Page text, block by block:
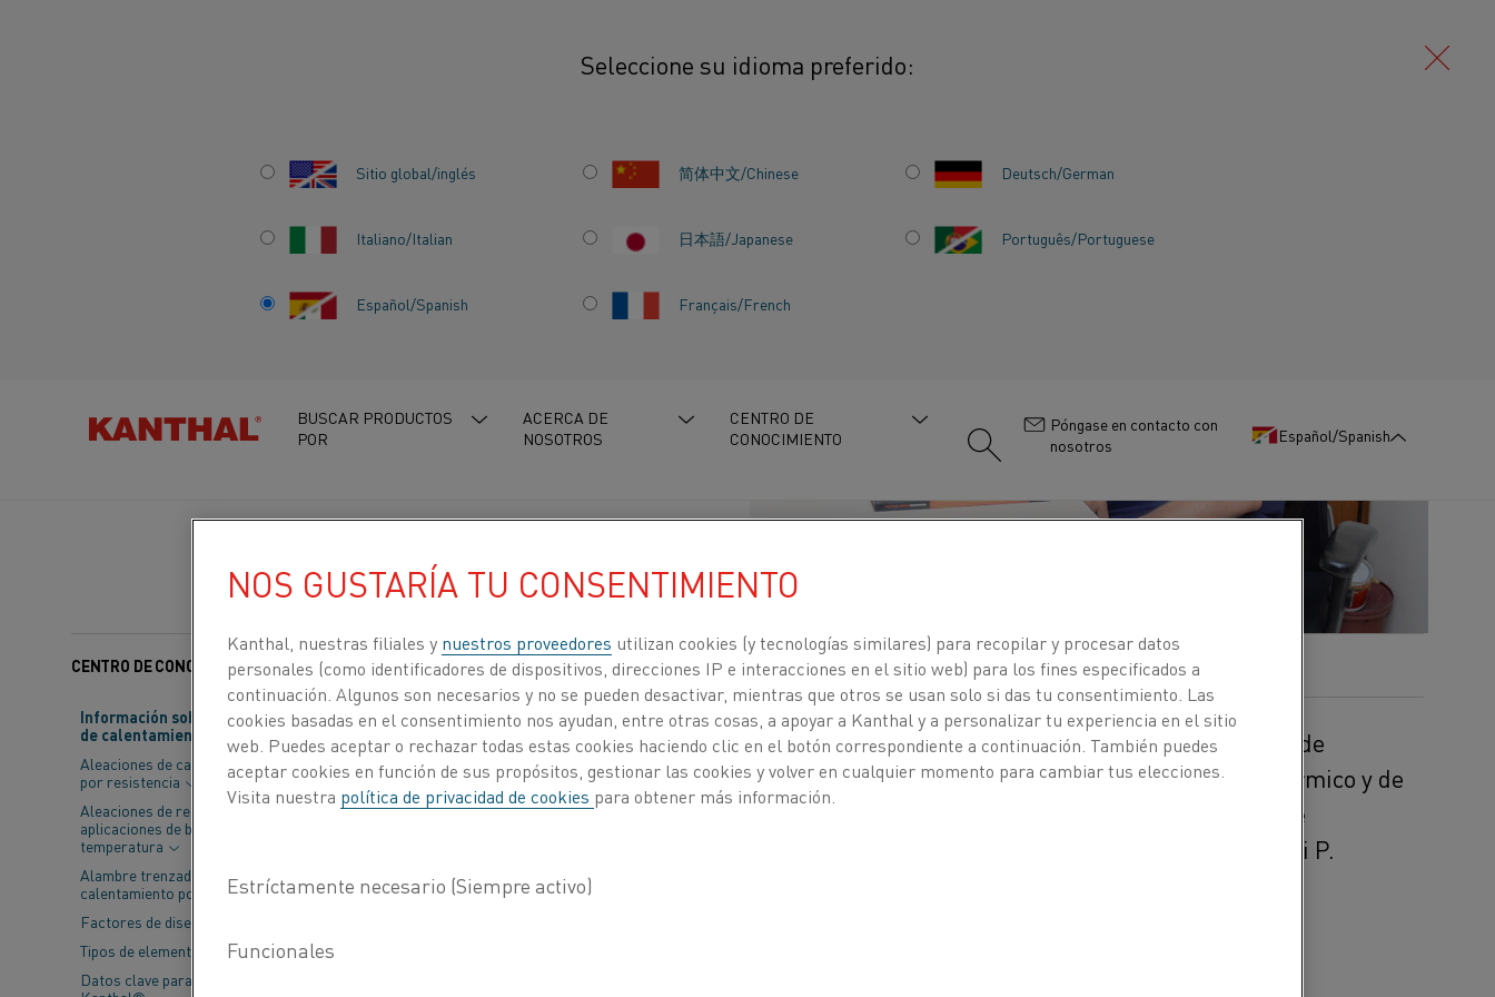
Seleccione su idioma preferido:
Sitio global/inglés 简体中文/Chinese Deutsch/German
Italiano/Italian 日本語/Japanese Português/Portuguese
Español/Spanish Français/French
BUSCAR PRODUCTOS
POR
ACERCA DE
NOSOTROS
CENTRO DE
CONOCIMIENTO
:
Póngase en contacto con
nosotros
Español/Spanish
Historias que inspiran Ingenieros de Kanthal y Malhotra: una asociación de cuatro décadas.
INGENIEROS DE KANTHAL
ASOCIACIÓN DE CUATRO
CENTRO DE CONOCIMIENTO
Información sobre material
de calentamiento
Aleaciones de calentamiento
por resistencia
Aleaciones de resistencia para
aplicaciones de baja
temperatura
Alambre trenzado de
calentamiento por resistencia
Factores de diseño
Tipos de elementos
Datos clave para elementos
Categorías: Materiales resistivos Publicado 6 may 2022
Malhotra Engineers, con sede en Pune (India), fabrica hornos de sinterización para plantas de
pulvimetalurgia, así como hornos de procesos secundarios, como hornos de tratamiento térmico y de
vapor. Desde la década de los noventa, la empresa ha utilizado exclusivamente alambres de
calentamiento suministrados por Kanthal, pero la relación entre Kanthal y su fundador, Ravi P.
Malhotra, viene de antes.
NOS GUSTARÍA TU CONSENTIMIENTO
Kanthal, nuestras filiales y nuestros proveedores utilizan cookies (y tecnologías similares) para recopilar y procesar datos
personales (como identificadores de dispositivos, direcciones IP e interacciones en el sitio web) para los fines especificados a
continuación. Algunos son necesarios y no se pueden desactivar, mientras que otros se usan solo si das tu consentimiento. Las
cookies basadas en el consentimiento nos ayudan, entre otras cosas, a apoyar a Kanthal y a personalizar tu experiencia en el sitio
web. Puedes aceptar o rechazar todas estas cookies haciendo clic en el botón correspondiente a continuación. También puedes
aceptar cookies en función de sus propósitos, gestionar las cookies y volver en cualquier momento para cambiar tus elecciones.
Visita nuestra política de privacidad de cookies para obtener más información.